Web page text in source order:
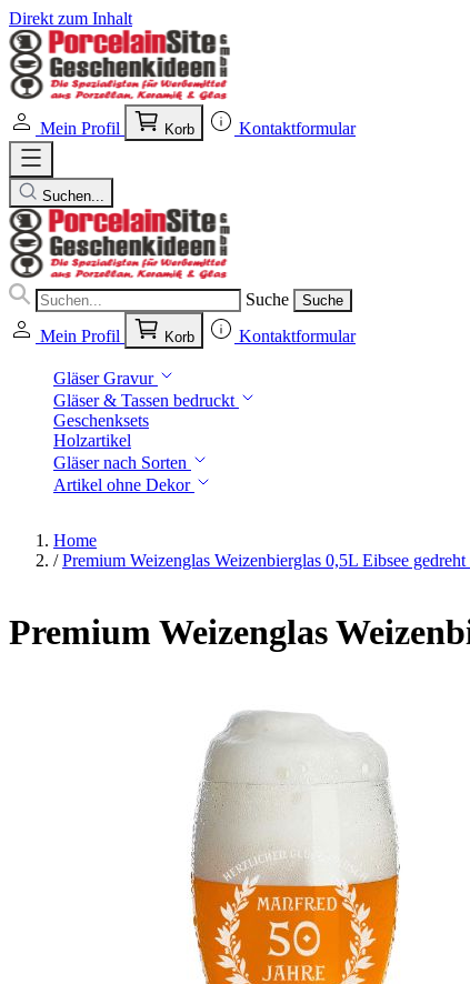
Direkt zum Inhalt
Mein Profil Korb Kontaktformular
Suchen...
Suche Suche
Mein Profil Korb Kontaktformular
Gläser Gravur
Gläser & Tassen bedruckt
Geschenksets
Holzartikel
Gläser nach Sorten
Artikel ohne Dekor
Home
/ Premium Weizenglas Weizenbierglas 0,5L Eibsee
Premium Weizenglas